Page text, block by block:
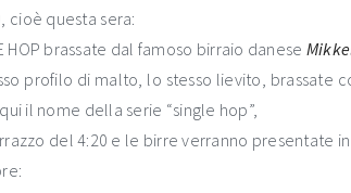
cioè questa sera:
HOP brassate dal famoso birraio danese
profilo di malto, lo stesso lievito, brassate
il nome della serie “single hop”,
del 4:20 e le birre verranno presentate